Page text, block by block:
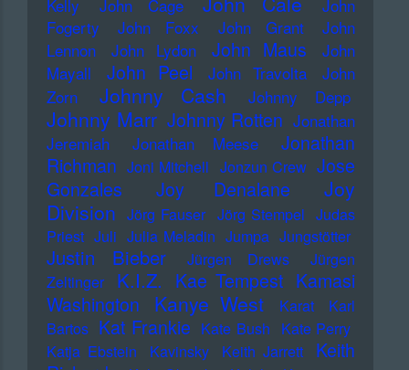
Kelly
John Cage
John
Fogerty
John Foxx John Grant
John
Lennon
John Lydon John Maus
John
Mayall
John Peel John Travolta
John
Zorn
Johnny Cash Johnny Depp
Johnny Marr Johnny Rotten Jonathan
Jeremiah
Jonathan Meese
Jonathan
Richman Joni Mitchell Jonzun Crew Jose
Gonzales
Joy Denalane
Joy
Division Jörg Fauser Jörg Stempel Judas
Priest Juli Julia Meladin Jumpa Jungstötter
Justin Bieber Jürgen Drews
Jürgen
Zeltinger
K.I.Z. Kae Tempest Kamasi
Washington
Kanye West Karat
Karl
Bartos Kat Frankie Kate Bush Kate Perry
Katja Ebstein
Kavinsky Keith Jarrett
Keith